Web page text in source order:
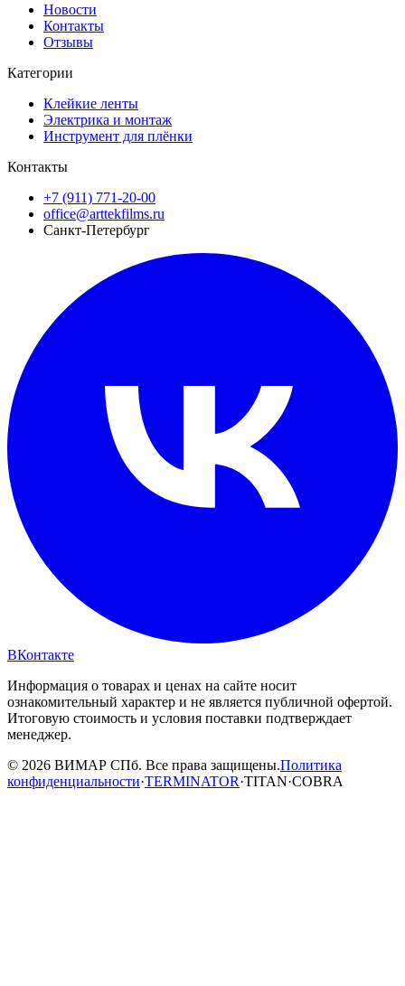
Новости
Контакты
Отзывы
Категории
Клейкие ленты
Электрика и монтаж
Инструмент для плёнки
Контакты
+7 (911) 771-20-00
office@arttekfilms.ru
Санкт-Петербург
ВКонтакте
Информация о товарах и ценах на сайте носит
ознакомительный характер и не является публичной офертой.
Итоговую стоимость и условия поставки подтверждает
менеджер.
© 2026 ВИМАР СПб. Все права защищены.Политика
конфиденциальности·TERMINATOR·TITAN·COBRA